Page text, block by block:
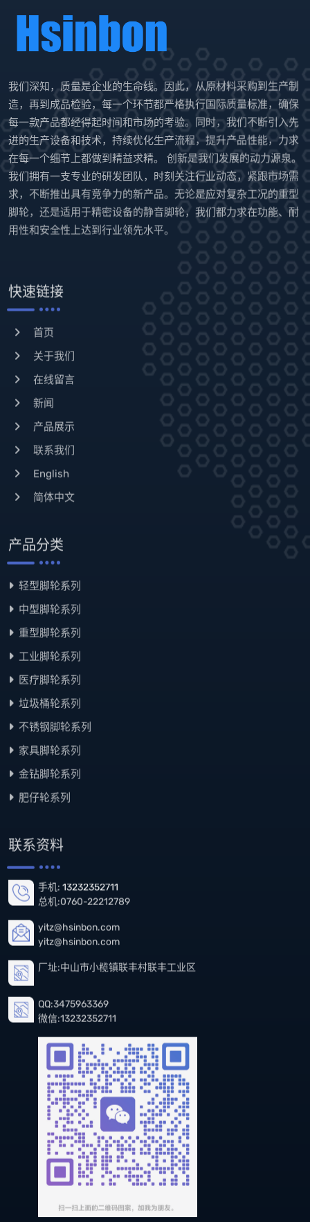
我们深知，质量是企业的生命线。因此，从原材料采购到生产制
造，再到成品检验，每一个环节都严格执行国际质量标准，确保
每一款产品都经得起时间和市场的考验。同时，我们不断引入先
进的生产设备和技术，持续优化生产流程，提升产品性能，力求
在每一个细节上都做到精益求精。 创新是我们发展的动力源泉。
我们拥有一支专业的研发团队，时刻关注行业动态，紧跟市场需
求，不断推出具有竞争力的新产品。无论是应对复杂工况的重型
脚轮，还是适用于精密设备的静音脚轮，我们都力求在功能、耐
用性和安全性上达到行业领先水平。
快速链接
首页
关于我们
在线留言
新闻
产品展示
联系我们
English
简体中文
产品分类
轻型脚轮系列
中型脚轮系列
重型脚轮系列
工业脚轮系列
医疗脚轮系列
垃圾桶轮系列
不锈钢脚轮系列
家具脚轮系列
金钻脚轮系列
肥仔轮系列
联系资料
手机: 13232352711
总机:0760-22212789
yitz@hsinbon.com
yitz@hsinbon.com
厂址:中山市小榄镇联丰村联丰工业区
QQ:3475963369
微信:13232352711